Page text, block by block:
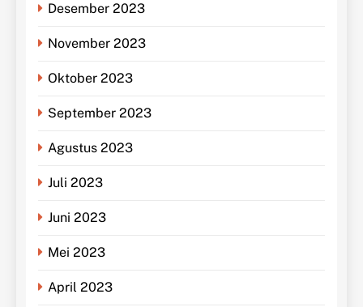
Desember 2023
November 2023
Oktober 2023
September 2023
Agustus 2023
Juli 2023
Juni 2023
Mei 2023
April 2023